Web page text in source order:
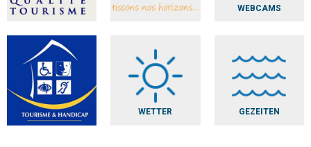
WEBCAMS
WETTER GEZEITEN